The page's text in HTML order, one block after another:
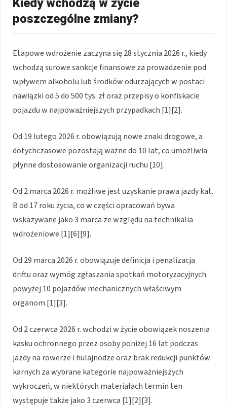
Kiedy wchodzą w życie
poszczególne zmiany?
Etapowe wdrożenie zaczyna się 28 stycznia 2026 r., kiedy
wchodzą surowe sankcje finansowe za prowadzenie pod
wpływem alkoholu lub środków odurzających w postaci
nawiązki od 5 do 500 tys. zł oraz przepisy o konfiskacie
pojazdu w najpoważniejszych przypadkach [1][2].
Od 19 lutego 2026 r. obowiązują nowe znaki drogowe, a
dotychczasowe pozostają ważne do 10 lat, co umożliwia
płynne dostosowanie organizacji ruchu [10].
Od 2 marca 2026 r. możliwe jest uzyskanie prawa jazdy kat.
B od 17 roku życia, co w części opracowań bywa
wskazywane jako 3 marca ze względu na technikalia
wdrożeniowe [1][6][9].
Od 29 marca 2026 r. obowiązuje definicja i penalizacja
driftu oraz wymóg zgłaszania spotkań motoryzacyjnych
powyżej 10 pojazdów mechanicznych właściwym
organom [1][3].
Od 2 czerwca 2026 r. wchodzi w życie obowiązek noszenia
kasku ochronnego przez osoby poniżej 16 lat podczas
jazdy na rowerze i hulajnodze oraz brak redukcji punktów
karnych za wybrane kategorie najpoważniejszych
wykroczeń, w niektórych materiałach termin ten
występuje także jako 3 czerwca [1][2][3].